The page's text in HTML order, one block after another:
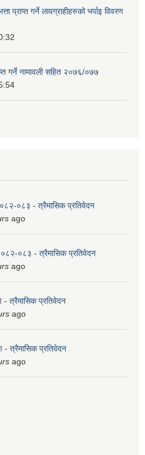
प्राप्त गर्ने लावग्राहीहरुको भर्पाइ विवरण
गर्ने नामावली सहित २०७६/०७७
०८२-०८३ - त्रैमासिक प्रतिवेदन
ago
०८२-०८३ - त्रैमासिक प्रतिवेदन
ago
- त्रैमासिक प्रतिवेदन
ago
- त्रैमासिक प्रतिवेदन
ago